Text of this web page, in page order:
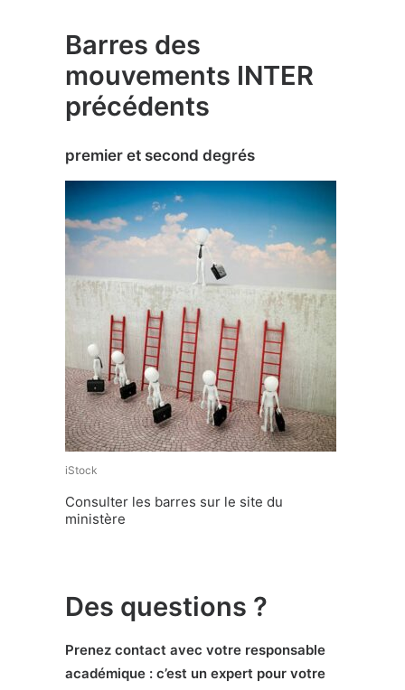
Barres des
mouvements INTER
précédents
premier et second degrés
iStock
Consulter les barres sur le site du
ministère
Des questions ?
Prenez contact avec votre responsable
académique : c’est un expert pour votre